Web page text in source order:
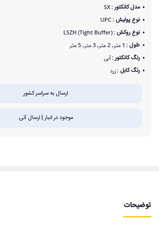
مدل کانکتور :SX
نوع پولیش :UPC
نوع روکش :LSZH (Tight Buffer)
طول :1 متر, 2 متر, 3 متر, 5 متر
رنگ کانکتور :آبی
رنگ کابل :زرد
ارسال به سراسر کشور
موجود در انبار | ارسال آنی
توضیحات